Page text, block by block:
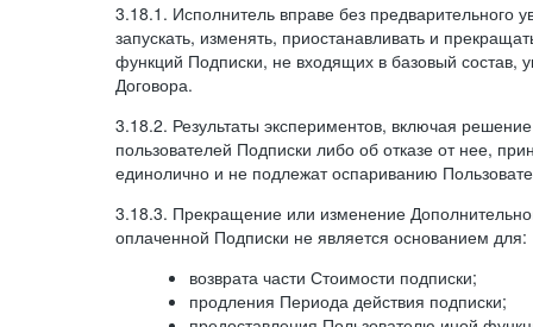
3.18.1. Исполнитель вправе без предварительного
запускать, изменять, приостанавливать и
функций Подписки, не входящих в базовый состав,
Договора.
3.18.2. Результаты экспериментов, включая
пользователей Подписки либо об отказе от нее,
единолично и не подлежат оспариванию
3.18.3. Прекращение или изменение
оплаченной Подписки не является основанием для:
возврата части Стоимости подписки;
продления Периода действия подписки;